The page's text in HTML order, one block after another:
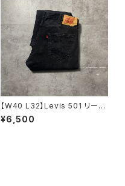
【W40 L32】Levis 501 リーバ
イス ボタンフライ ストレー
ト ブラックデニム ジーンズ
¥6,500